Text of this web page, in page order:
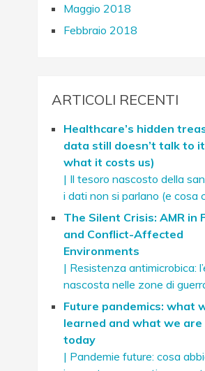
Maggio 2018
Febbraio 2018
ARTICOLI RECENTI
Healthcare’s hidden
data still doesn’t talk to
what it costs us)
| Il tesoro nascosto della
i dati non si parlano (e cosa
The Silent Crisis: AMR in
and Conflict-Affected
Environments
| Resistenza antimicrobica:
nascosta nelle zone di
Future pandemics: what
learned and what we are
today
| Pandemie future: cosa